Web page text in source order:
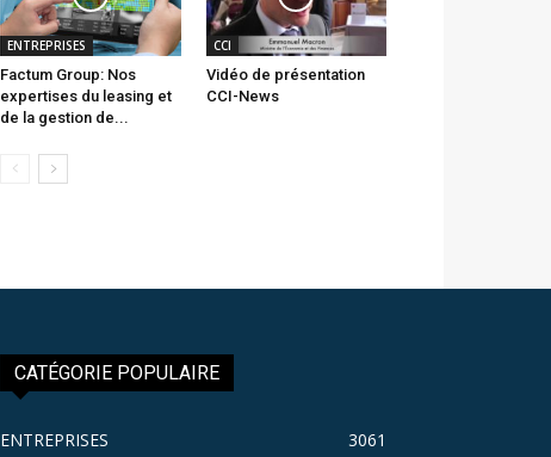
ENTREPRISES
Factum Group: Nos
expertises du leasing et
de la gestion de...
CCI
Vidéo de présentation
CCI-News
CATÉGORIE POPULAIRE
ENTREPRISES 3061